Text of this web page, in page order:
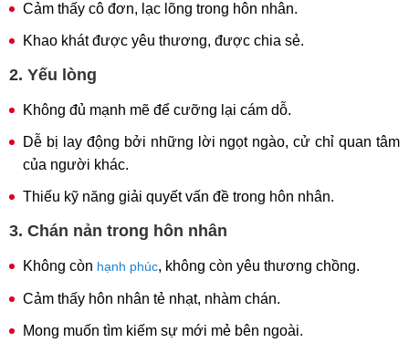
Cảm thấy cô đơn, lạc lõng trong hôn nhân.
Khao khát được yêu thương, được chia sẻ.
2. Yếu lòng
Không đủ mạnh mẽ để cưỡng lại cám dỗ.
Dễ bị lay động bởi những lời ngọt ngào, cử chỉ quan tâm
của người khác.
Thiếu kỹ năng giải quyết vấn đề trong hôn nhân.
3. Chán nản trong hôn nhân
Không còn hạnh phúc, không còn yêu thương chồng.
Cảm thấy hôn nhân tẻ nhạt, nhàm chán.
Mong muốn tìm kiếm sự mới mẻ bên ngoài.